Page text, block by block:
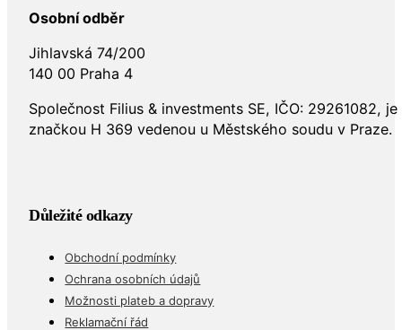
Osobní odběr
Jihlavská 74/200
140 00 Praha 4
Společnost Filius & investments SE, IČO: 29261082,
značkou H 369 vedenou u Městského soudu v Praze.
Důležité odkazy
Obchodní podmínky
Ochrana osobních údajů
Možnosti plateb a dopravy
Reklamační řád